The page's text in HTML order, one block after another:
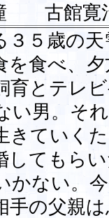
古館寛
５歳の天
を食べ、
育とテレ
い男。そ
きていく
してもら
かない。
手の父親